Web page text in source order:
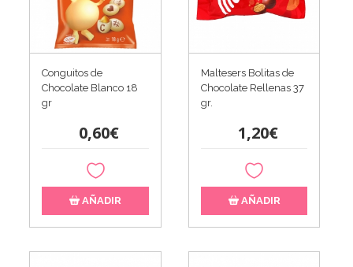
Conguitos de
Chocolate Blanco 18
gr
0,60€
AÑADIR
Maltesers Bolitas de
Chocolate Rellenas 37
gr.
1,20€
AÑADIR